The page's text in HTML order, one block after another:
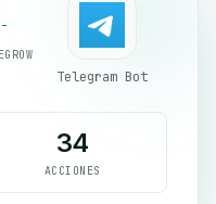
Telegram Bot
34
ACCIONES